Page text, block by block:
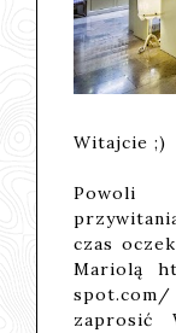
Witajcie ;)
Powoli
czas
Mariolą
spot.com/
zaprosić